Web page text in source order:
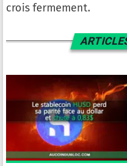
crois fermement.